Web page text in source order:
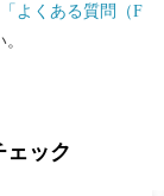
「よくある質問（F
ェック